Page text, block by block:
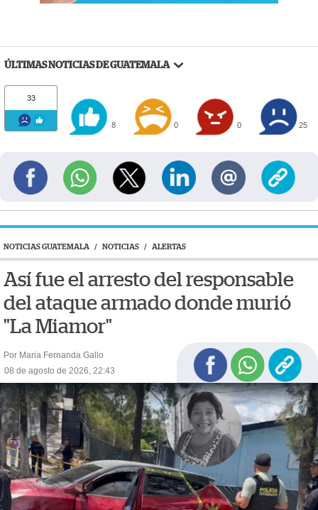
ÚLTIMAS NOTICIAS DE GUATEMALA
33
8 0 0 25
NOTICIAS GUATEMALA / NOTICIAS / ALERTAS
Así fue el arresto del responsable
del ataque armado donde murió
"La Miamor"
Por Maria Fernanda Gallo
08 de agosto de 2026, 22:43